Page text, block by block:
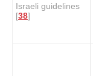
Israeli guidelines
[38]